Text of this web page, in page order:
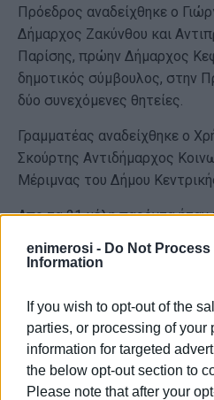
enimerosi - Do Not Process
Information
If you wish to opt-out of the
parties, or processing of your
information for targeted
the below opt-out section to
Please note that after your
Πρόεδρος αναδείχθηκε ο
Δήμαρχος Ζακύνθου και
Παρίσης, πρώην Δήμαρχος
δημοτικός σύμβουλος, στην
δύο συνεχόμενες θητείες.
Γραμματέας αναδείχθηκε ο
Σκούρτης Αντιδήμαρχος
Μέριμνας του Δήμου
Απο τα 21 μέλη παρόντα ήταν
21 μελές το ΔΣ
Υπενθυμίζεται ότι το ΔΣ της
σε αυτό συμμετέχουν
Ιονίων Νήσων και οι 10
προέψυψαν από τις